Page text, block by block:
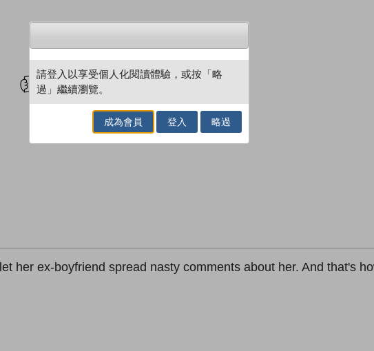
試閲 加入閱讀紀錄
her ex-boyfriend spread nasty comments about her. And that's
請登入以享受個人化閱讀體驗，或按「略
過」繼續瀏覽。
成為會員 登入 略過